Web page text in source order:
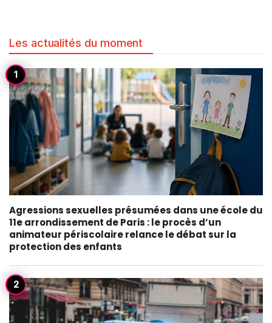
Les actualités du moment
Agressions sexuelles présumées dans une école du
11e arrondissement de Paris : le procès d’un
animateur périscolaire relance le débat sur la
protection des enfants